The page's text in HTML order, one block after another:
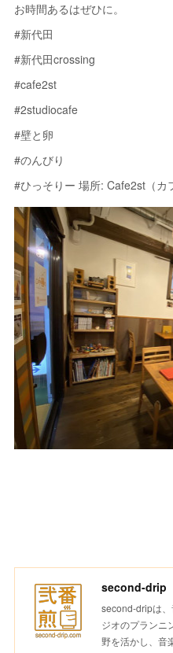
お時間あるはぜひに。
#新代田
#新代田crossing
#cafe2st
#2studiocafe
#壁と卵
#のんびり
#ひっそりー 場所: Cafe2st（カ
second-drip
second-dripは
ジオのプランニ
野を活かし、音